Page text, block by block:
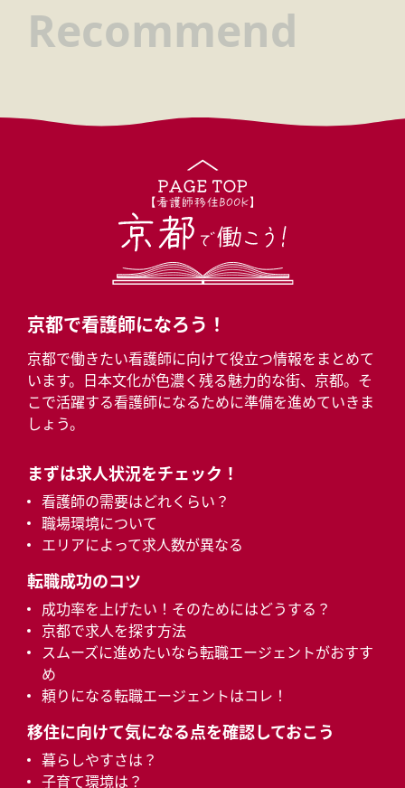
Recommend
京都で看護師になろう！
京都で働きたい看護師に向けて役立つ情報をまとめて
います。日本文化が色濃く残る魅力的な街、京都。そ
こで活躍する看護師になるために準備を進めていきま
しょう。
まずは求人状況をチェック！
看護師の需要はどれくらい？
職場環境について
エリアによって求人数が異なる
転職成功のコツ
成功率を上げたい！そのためにはどうする？
京都で求人を探す方法
スムーズに進めたいなら転職エージェントがおすす
め
頼りになる転職エージェントはコレ！
移住に向けて気になる点を確認しておこう
暮らしやすさは？
子育て環境は？